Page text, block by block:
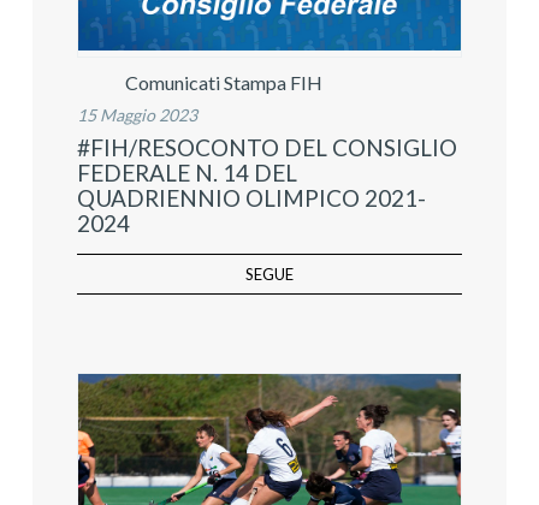
Comunicati Stampa FIH
15 Maggio 2023
#FIH/RESOCONTO DEL CONSIGLIO
FEDERALE N. 14 DEL
QUADRIENNIO OLIMPICO 2021-
2024
SEGUE